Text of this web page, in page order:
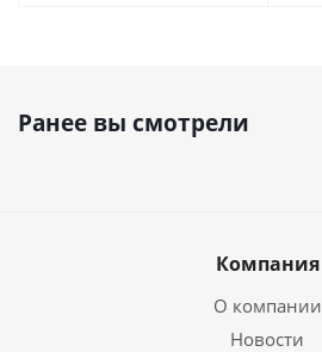
Ранее вы смотрели
Компания
О компании
Новости